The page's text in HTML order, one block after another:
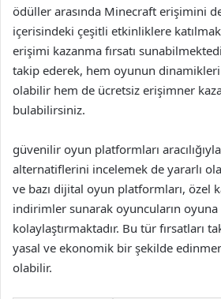
ödüller arasında Minecraft erişimini
içerisindeki çeşitli etkinliklere
erişimi kazanma fırsatı
takip ederek, hem oyunun
olabilir hem de ücretsiz erişimner
bulabilirsiniz.
güvenilir oyun platformları
alternatiflerini incelemek de yararlı
ve bazı dijital oyun platformları, özel
indirimler sunarak oyuncuların
kolaylaştırmaktadır. Bu tür fırsatları
yasal ve ekonomik bir şekilde
olabilir.